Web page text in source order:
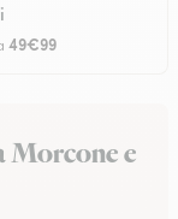
49€99
Morcone e